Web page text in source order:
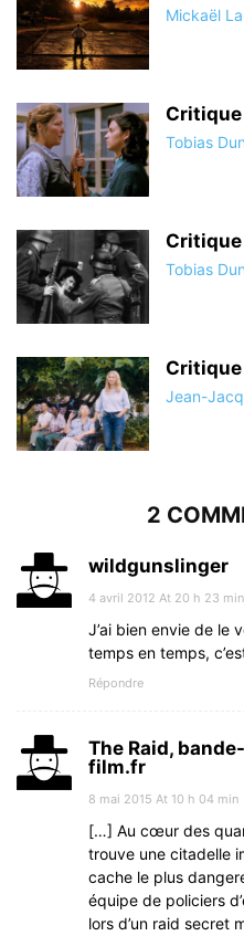
Mickaël
Tobias
Critique
Tobias
Critique
Jean-
2
wildgunslinger
4 avril 2012 At 20 h 23 min
J’ai bien envie de le
temps en temps,
Répondre
The Raid,
film.fr
8 mai 2015 At 10 h 04 min
[…] Au cœur des
trouve une citadelle
cache le plus
équipe de policiers
lors d’un raid secret